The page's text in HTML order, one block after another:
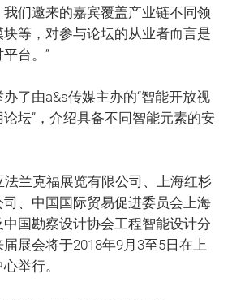
们邀来的嘉宾覆盖产业链不同领
等，对参与论坛的从业者而言是
台。”
了由a&s传媒主办的“智能开放视
坛”，介绍具备不同智能元素的安
法兰克福展览有限公司、上海红杉
、中国国际贸易促进委员会上海
国勘察设计协会工程智能设计分
展会将于2018年9月3至5日在上
举行。